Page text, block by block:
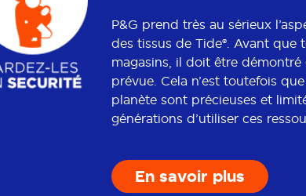
P&G prend très au sérieux
des tissus de Tide®. Avant
magasins, il doit être
prévue. Cela n’est toutefois
planète sont précieuses et
générations d’utiliser ces
En savoir plus